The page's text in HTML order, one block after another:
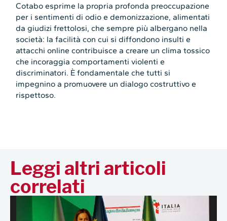
Cotabo esprime la propria profonda preoccupazione
per i sentimenti di odio e demonizzazione, alimentati
da giudizi frettolosi, che sempre più albergano nella
società: la facilità con cui si diffondono insulti e
attacchi online contribuisce a creare un clima tossico
che incoraggia comportamenti violenti e
discriminatori. È fondamentale che tutti si
impegnino a promuovere un dialogo costruttivo e
rispettoso.
Leggi altri articoli
correlati